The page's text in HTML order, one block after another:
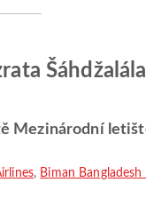
, Biman Bangladesh